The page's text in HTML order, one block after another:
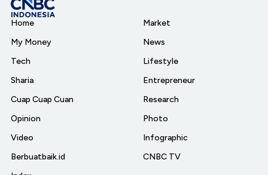
Home
My Money
Tech
Sharia
Cuap Cuap Cuan
Opinion
Video
Berbuatbaik.id
Market
News
Lifestyle
Entrepreneur
Research
Photo
Infographic
CNBC TV